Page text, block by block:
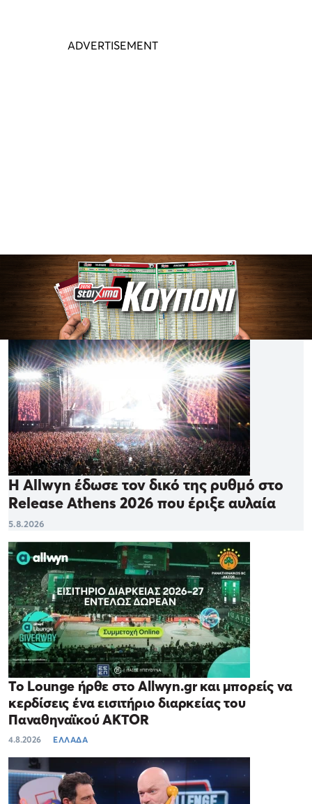
Η Allwyn έδωσε τον δικό της ρυθμό στο
Release Athens 2026 που έριξε αυλαία
5.8.2026
Το Lounge ήρθε στο Allwyn.gr και μπορείς να
κερδίσεις ένα εισιτήριο διαρκείας του
Παναθηναϊκού AKTOR
4.8.2026 ΕΛΛΑΔΑ